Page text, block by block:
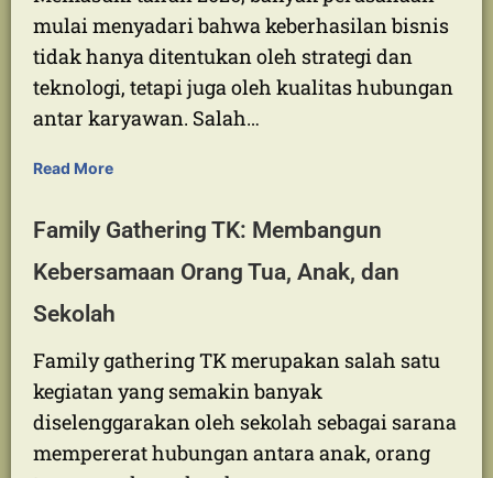
Family Gathering 2026: Tren, Konsep,
dan Inspirasi Acara yang Lebih Seru dan
Bermakna
Memasuki tahun 2026, banyak perusahaan
tidak hanya ditentukan oleh strategi dan
antar karyawan. Salah…
Family Gathering TK: Membangun
Kebersamaan Orang Tua, Anak, dan